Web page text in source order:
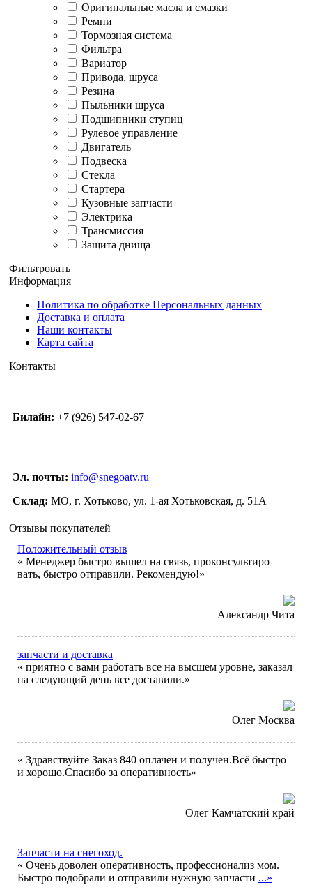
Оригинальные масла и смазки
Ремни
Тормозная система
Фильтра
Вариатор
Привода, шруса
Резина
Пыльники шруса
Подшипники ступиц
Рулевое управление
Двигатель
Подвеска
Стекла
Стартера
Кузовные запчасти
Электрика
Трансмиссия
Защита днища
Фильтровать
Информация
Политика по обработке Персональных данных
Доставка и оплата
Наши контакты
Карта сайта
Контакты
Билайн: +7 (926) 547-02-67
Эл. почты: info@snegoatv.ru
Склад: МО, г. Хотьково, ул. 1-ая Хотьковская, д. 51А
Отзывы покупателей
Положительный отзыв
« Менеджер быстро вышел на связь, проконсультиро
вать, быстро отправили. Рекомендую!»
Александр Чита
запчасти и доставка
« приятно с вами работать все на высшем уровне, заказал
на следующий день все доставили.»
Олег Москва
« Здравствуйте Заказ 840 оплачен и получен.Всё быстро
и хорошо.Спасибо за оперативность»
Олег Камчатский край
Запчасти на снегоход.
« Очень доволен оперативность, профессионализ мом.
Быстро подобрали и отправили нужную запчасти ...»